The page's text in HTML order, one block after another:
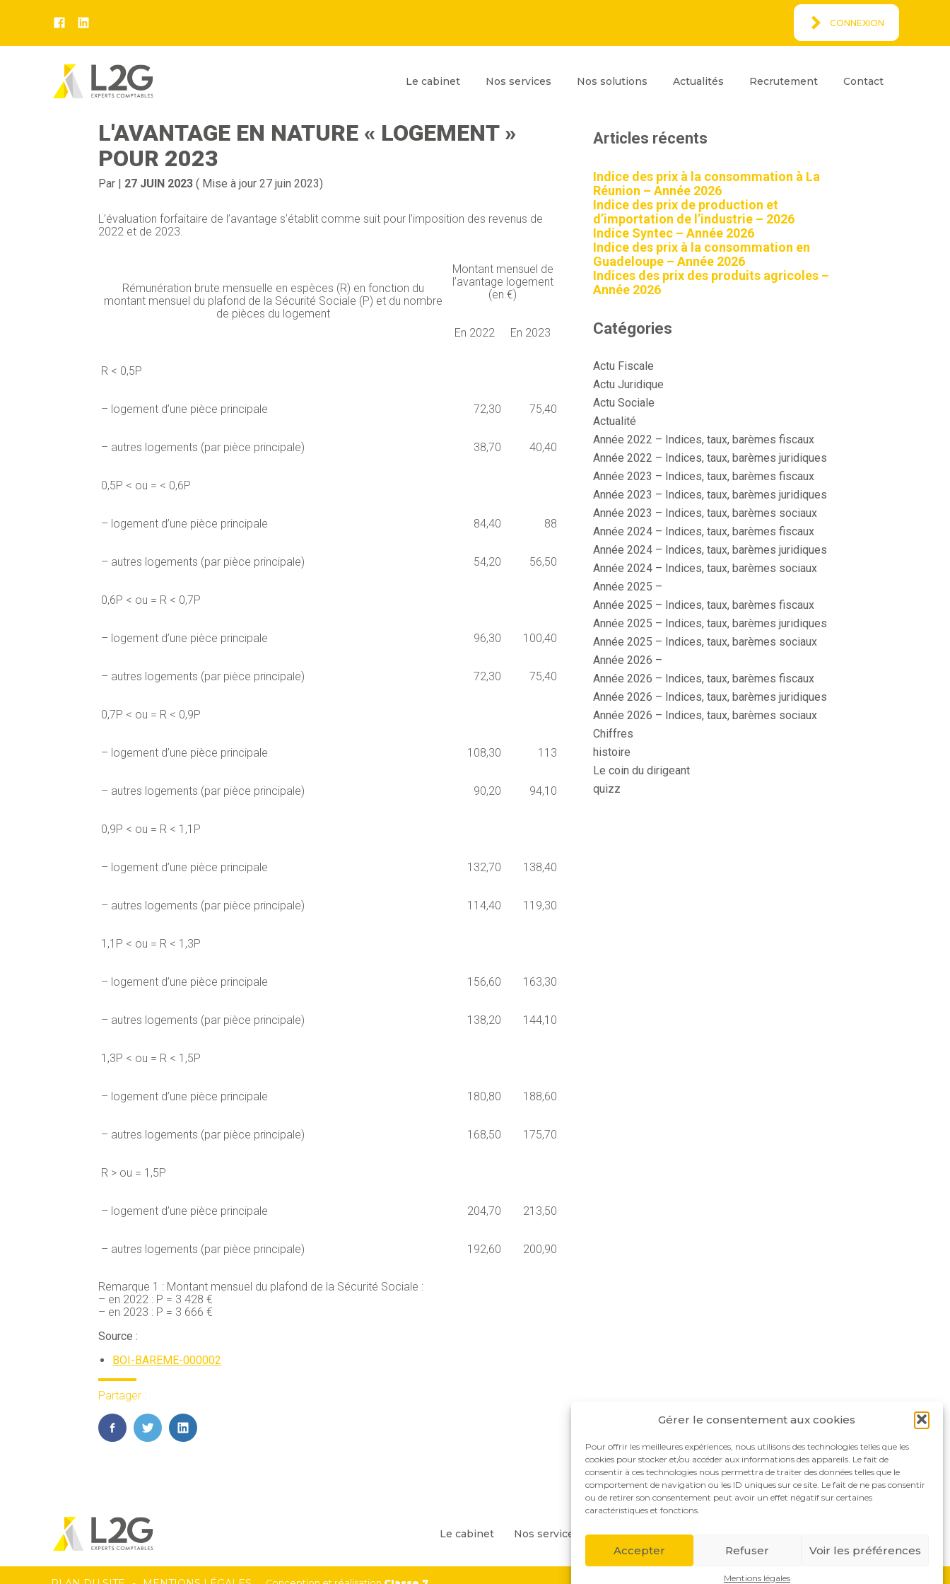
Gérer le consentement aux cookies
Pour offrir les meilleures expériences, nous utilisons des technologies telles que les
cookies pour stocker et/ou accéder aux informations des appareils. Le fait de
consentir à ces technologies nous permettra de traiter des données telles que le
comportement de navigation ou les ID uniques sur ce site. Le fait de ne pas consentir
ou de retirer son consentement peut avoir un effet négatif sur certaines
caractéristiques et fonctions.
Accepter Refuser Voir les préférences
Mentions légales
CONNEXION
Aller
au
Le cabinet Nos services Nos solutions Actualités Recrutement Contact
L'AVANTAGE EN NATURE « LOGEMENT »
POUR 2023
Par | 27 JUIN 2023 ( Mise à jour 27 juin 2023)
L’évaluation forfaitaire de l’avantage s’établit comme suit pour l’imposition des revenus de
2022 et de 2023.
Rémunération brute mensuelle en espèces (R) en fonction du
montant mensuel du plafond de la Sécurité Sociale (P) et du nombre
de pièces du logement
Montant mensuel de
l’avantage logement
(en €)
En 2022 En 2023
R < 0,5P
– logement d’une pièce principale 72,30 75,40
– autres logements (par pièce principale) 38,70 40,40
0,5P < ou = < 0,6P
– logement d’une pièce principale 84,40 88
– autres logements (par pièce principale) 54,20 56,50
0,6P < ou = R < 0,7P
– logement d’une pièce principale 96,30 100,40
– autres logements (par pièce principale) 72,30 75,40
0,7P < ou = R < 0,9P
– logement d’une pièce principale 108,30 113
– autres logements (par pièce principale) 90,20 94,10
0,9P < ou = R < 1,1P
– logement d’une pièce principale 132,70 138,40
– autres logements (par pièce principale) 114,40 119,30
1,1P < ou = R < 1,3P
– logement d’une pièce principale 156,60 163,30
– autres logements (par pièce principale) 138,20 144,10
1,3P < ou = R < 1,5P
– logement d’une pièce principale 180,80 188,60
– autres logements (par pièce principale) 168,50 175,70
R > ou = 1,5P
– logement d’une pièce principale 204,70 213,50
– autres logements (par pièce principale) 192,60 200,90
Remarque 1 : Montant mensuel du plafond de la Sécurité Sociale :
– en 2022 : P = 3 428 €
– en 2023 : P = 3 666 €
Source :
BOI-BAREME-000002
Partager :
FaceBook
TwitterLinkedIn
Blog
Rechercher
Articles récents
Indice des prix à la consommation à La
Réunion – Année 2026
Indice des prix de production et
d’importation de l’industrie – 2026
Indice Syntec – Année 2026
Indice des prix à la consommation en
Guadeloupe – Année 2026
Indices des prix des produits agricoles –
Année 2026
Catégories
Actu Fiscale
Actu Juridique
Actu Sociale
Actualité
Année 2022 – Indices, taux, barèmes fiscaux
Année 2022 – Indices, taux, barèmes juridiques
Année 2023 – Indices, taux, barèmes fiscaux
Année 2023 – Indices, taux, barèmes juridiques
Année 2023 – Indices, taux, barèmes sociaux
Année 2024 – Indices, taux, barèmes fiscaux
Année 2024 – Indices, taux, barèmes juridiques
Année 2024 – Indices, taux, barèmes sociaux
Année 2025 –
Année 2025 – Indices, taux, barèmes fiscaux
Année 2025 – Indices, taux, barèmes juridiques
Année 2025 – Indices, taux, barèmes sociaux
Année 2026 –
Année 2026 – Indices, taux, barèmes fiscaux
Année 2026 – Indices, taux, barèmes juridiques
Année 2026 – Indices, taux, barèmes sociaux
Chiffres
histoire
Le coin du dirigeant
quizz
Footer
Le cabinet Nos services Nos solutions Actualités